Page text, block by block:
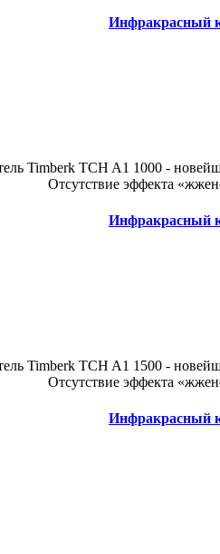
Инфракрасный
Timberk TCH A1 1000 -
Отсутствие эффекта
Инфракрасный
Timberk TCH A1 1500 -
Отсутствие эффекта
Инфракрасный